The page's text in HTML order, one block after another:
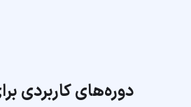
دوره‌های کاربردی